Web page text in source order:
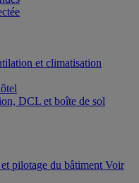
et climatisation
DCL et boîte de sol
pilotage du bâtiment Voir